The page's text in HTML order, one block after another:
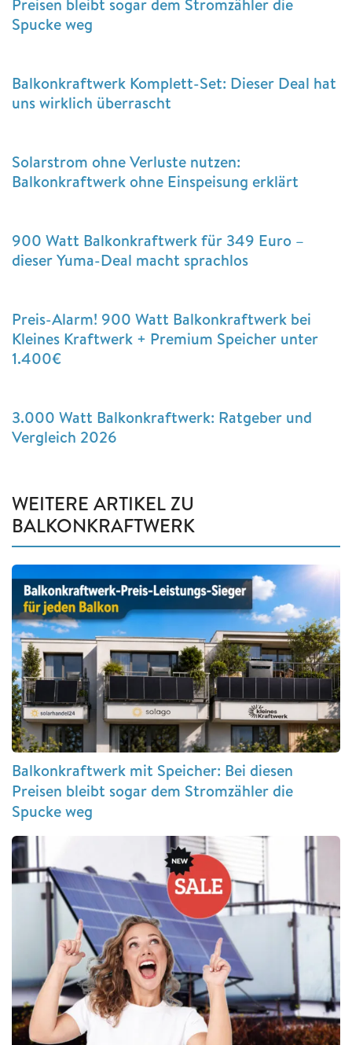
Preisen bleibt sogar dem Stromzähler die
Spucke weg
Balkonkraftwerk Komplett-Set: Dieser Deal hat
uns wirklich überrascht
Solarstrom ohne Verluste nutzen:
Balkonkraftwerk ohne Einspeisung erklärt
900 Watt Balkonkraftwerk für 349 Euro –
dieser Yuma-Deal macht sprachlos
Preis-Alarm! 900 Watt Balkonkraftwerk bei
Kleines Kraftwerk + Premium Speicher unter
1.400€
3.000 Watt Balkonkraftwerk: Ratgeber und
Vergleich 2026
WEITERE ARTIKEL ZU
BALKONKRAFTWERK
Balkonkraftwerk mit Speicher: Bei diesen
Preisen bleibt sogar dem Stromzähler die
Spucke weg